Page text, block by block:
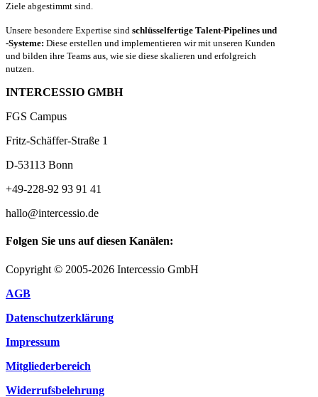
Ziele abgestimmt sind.
Unsere besondere Expertise sind schlüsselfertige Talent-Pipelines und
-Systeme: Diese erstellen und implementieren wir mit unseren Kunden
und bilden ihre Teams aus, wie sie diese skalieren und erfolgreich
nutzen.
INTERCESSIO GMBH
FGS Campus
Fritz-Schäffer-Straße 1
D-53113 Bonn
+49-228-92 93 91 41
hallo@intercessio.de
Folgen Sie uns auf diesen Kanälen:
Copyright © 2005-2026 Intercessio GmbH
AGB
Datenschutzerklärung
Impressum
Mitgliederbereich
Widerrufsbelehrung